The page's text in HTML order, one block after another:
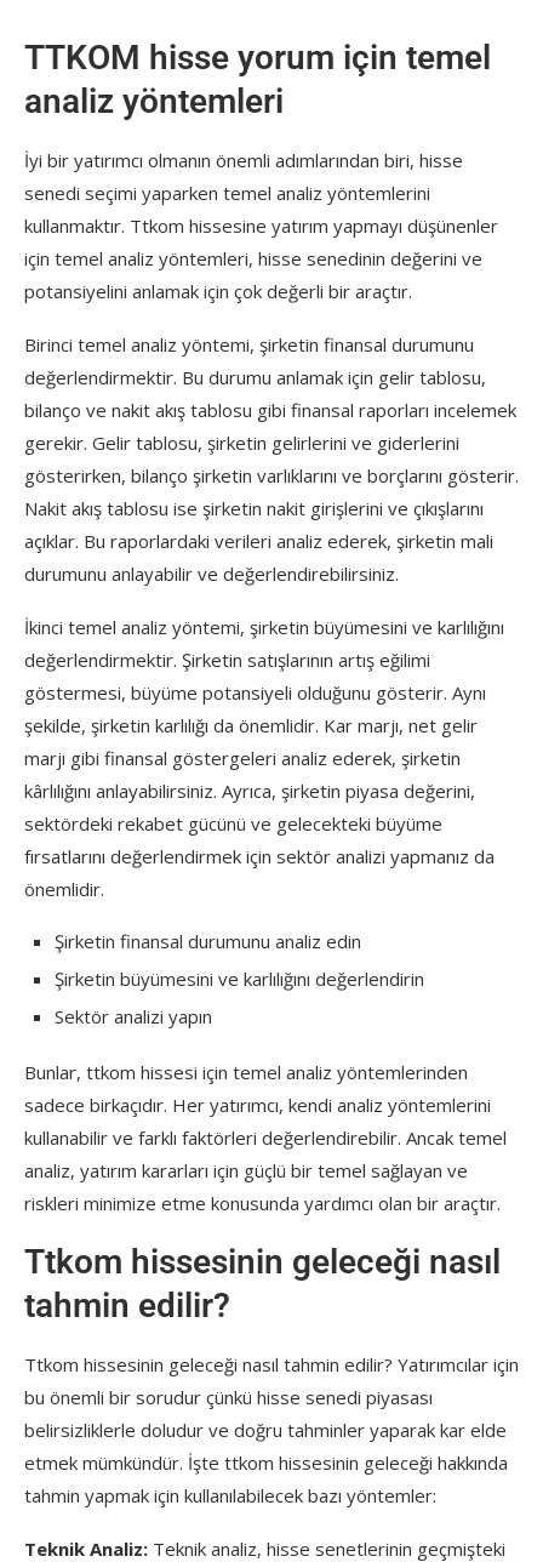
TTKOM hisse yorum için temel
analiz yöntemleri
İyi bir yatırımcı olmanın önemli adımlarından biri, hisse
senedi seçimi yaparken temel analiz yöntemlerini
kullanmaktır. Ttkom hissesine yatırım yapmayı düşünenler
için temel analiz yöntemleri, hisse senedinin değerini ve
potansiyelini anlamak için çok değerli bir araçtır.
Birinci temel analiz yöntemi, şirketin finansal durumunu
değerlendirmektir. Bu durumu anlamak için gelir tablosu,
bilanço ve nakit akış tablosu gibi finansal raporları incelemek
gerekir. Gelir tablosu, şirketin gelirlerini ve giderlerini
gösterirken, bilanço şirketin varlıklarını ve borçlarını gösterir.
Nakit akış tablosu ise şirketin nakit girişlerini ve çıkışlarını
açıklar. Bu raporlardaki verileri analiz ederek, şirketin mali
durumunu anlayabilir ve değerlendirebilirsiniz.
İkinci temel analiz yöntemi, şirketin büyümesini ve karlılığını
değerlendirmektir. Şirketin satışlarının artış eğilimi
göstermesi, büyüme potansiyeli olduğunu gösterir. Aynı
şekilde, şirketin karlılığı da önemlidir. Kar marjı, net gelir
marjı gibi finansal göstergeleri analiz ederek, şirketin
kârlılığını anlayabilirsiniz. Ayrıca, şirketin piyasa değerini,
sektördeki rekabet gücünü ve gelecekteki büyüme
fırsatlarını değerlendirmek için sektör analizi yapmanız da
önemlidir.
Şirketin finansal durumunu analiz edin
Şirketin büyümesini ve karlılığını değerlendirin
Sektör analizi yapın
Bunlar, ttkom hissesi için temel analiz yöntemlerinden
sadece birkaçıdır. Her yatırımcı, kendi analiz yöntemlerini
kullanabilir ve farklı faktörleri değerlendirebilir. Ancak temel
analiz, yatırım kararları için güçlü bir temel sağlayan ve
riskleri minimize etme konusunda yardımcı olan bir araçtır.
Ttkom hissesinin geleceği nasıl
tahmin edilir?
Ttkom hissesinin geleceği nasıl tahmin edilir? Yatırımcılar için
bu önemli bir sorudur çünkü hisse senedi piyasası
belirsizliklerle doludur ve doğru tahminler yaparak kar elde
etmek mümkündür. İşte ttkom hissesinin geleceği hakkında
tahmin yapmak için kullanılabilecek bazı yöntemler:
Teknik Analiz: Teknik analiz, hisse senetlerinin geçmişteki